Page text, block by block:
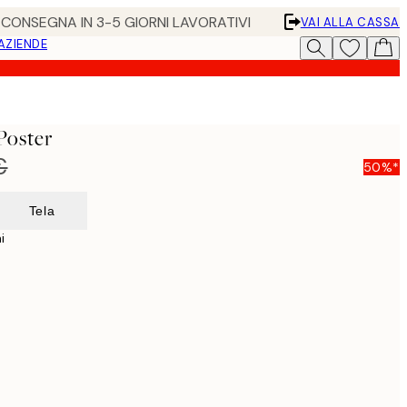
IN 3-5 GIORNI LAVORATIVI
VAI ALLA CASSA
50%*
Tela